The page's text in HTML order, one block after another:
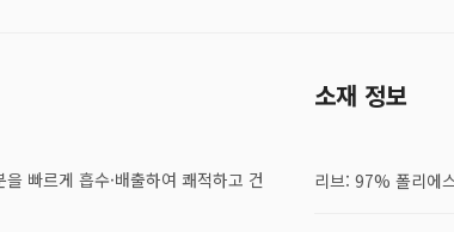
빠르게 흡수·배출하여 쾌적하고 건
소재 정보
리브: 97% 폴리에